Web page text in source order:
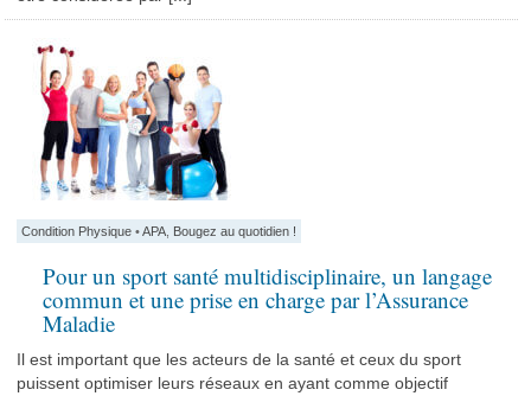
Condition Physique •APA Bougez au quotidien !
Pour un sport santé multidisciplinaire, un langage
commun et une prise en charge par l’Assurance
Maladie
Il est important que les acteurs de la santé et ceux du sport
puissent optimiser leurs réseaux en ayant comme objectif